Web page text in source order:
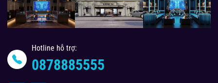
Hotline hỗ trợ:
0878885555